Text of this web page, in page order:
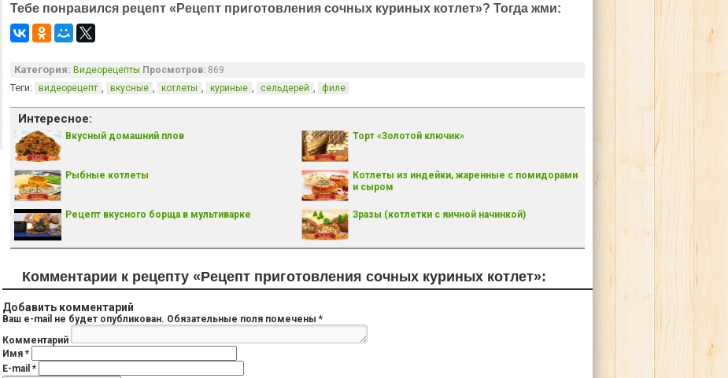
Тебе понравился рецепт «Рецепт приготовления сочных куриных котлет»? Тогда жми:
Категория: Видеорецепты Просмотров: 869
Теги: видеорецепт , вкусные , котлеты , куриные , сельдерей , филе
Интересное:
Вкусный домашний плов Торт «Золотой ключик»
Рыбные котлеты
Котлеты из индейки, жаренные с помидорами
и сыром
Рецепт вкусного борща в мультиварке Зразы (котлетки с яичной начинкой)
Комментарии к рецепту «Рецепт приготовления сочных куриных котлет»:
Добавить комментарий
Ваш e-mail не будет опубликован. Обязательные поля помечены *
Комментарий
Имя *
E-mail *